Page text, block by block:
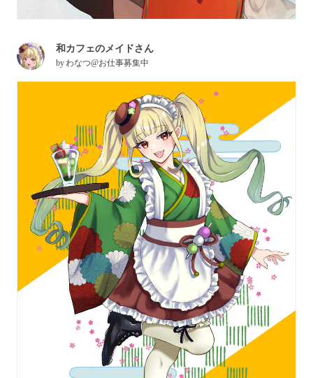
和カフェのメイドさん
byわなつ@お仕事募集中